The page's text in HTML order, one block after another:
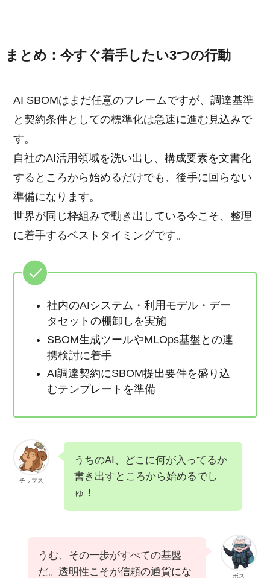
まとめ：今すぐ着手したい3つの行動
AI SBOMはまだ任意のフレームですが、調達基準
と契約条件としての標準化は急速に進む見込みで
す。
自社のAI活用領域を洗い出し、構成要素を文書化
するところから始めるだけでも、後手に回らない
準備になります。
世界が同じ枠組みで動き出している今こそ、整理
に着手するベストタイミングです。
社内のAIシステム・利用モデル・デー
タセットの棚卸しを実施
SBOM生成ツールやMLOps基盤との連
携検討に着手
AI調達契約にSBOM提出要件を盛り込
むテンプレートを準備
チップス
うちのAI、どこに何が入ってるか
書き出すところから始めるでし
ゅ！
ボス
うむ、その一歩がすべての基盤
だ。透明性こそが信頼の通貨にな